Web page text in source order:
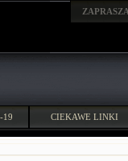
19 CIEKAWE LINKI